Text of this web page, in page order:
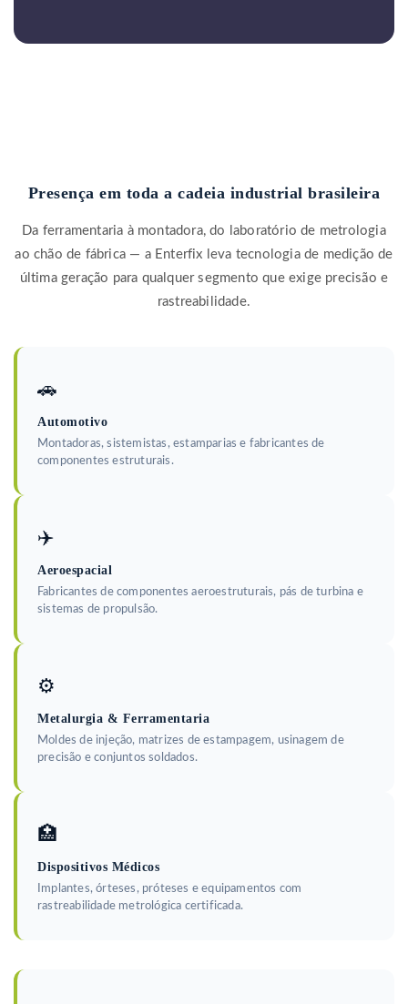
Presença em toda a cadeia industrial brasileira
Da ferramentaria à montadora, do laboratório de metrologia
ao chão de fábrica — a Enterfix leva tecnologia de medição de
última geração para qualquer segmento que exige precisão e
rastreabilidade.
🚗
Automotivo
Montadoras, sistemistas, estamparias e fabricantes de
componentes estruturais.
✈️
Aeroespacial
Fabricantes de componentes aeroestruturais, pás de turbina e
sistemas de propulsão.
⚙️
Metalurgia & Ferramentaria
Moldes de injeção, matrizes de estampagem, usinagem de
precisão e conjuntos soldados.
🏥
Dispositivos Médicos
Implantes, órteses, próteses e equipamentos com
rastreabilidade metrológica certificada.